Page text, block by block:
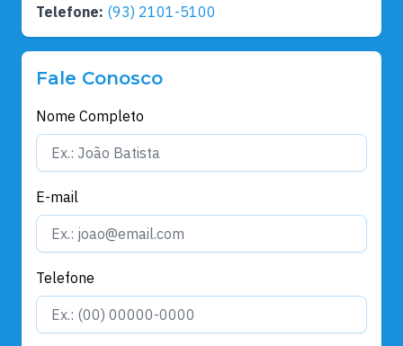
Telefone: (93) 2101-5100
Fale Conosco
Nome Completo
E-mail
Telefone